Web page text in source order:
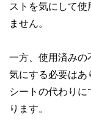
ストを気にして使
ません。
一方、使用済みの
気にする必要はあ
シートの代わり
ります。